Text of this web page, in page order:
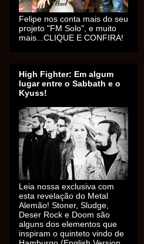
Felipe nos conta mais do seu
projeto "FM Solo", e muito
mais...CLIQUE E CONFIRA!
High Fighter: Em algum
lugar entre o Sabbath e o
Kyuss!
Leia nossa exclusiva com
esta revelação do Metal
Alemão! Stoner, Sludge,
Deser Rock e Doom são
alguns dos elementos que
inspiram o quinteto vindo de